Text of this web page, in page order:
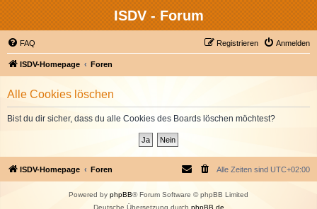
ISDV - Forum
FAQ Anmelden
Registrieren
ISDV-Homepage Foren
Alle Cookies löschen
Bist du dir sicher, dass du alle Cookies des Boards löschen möchtest?
ISDV-Homepage Foren Alle Zeiten sind UTC+02:00
Powered by phpBB® Forum Software © phpBB Limited
Deutsche Übersetzung durch phpBB.de